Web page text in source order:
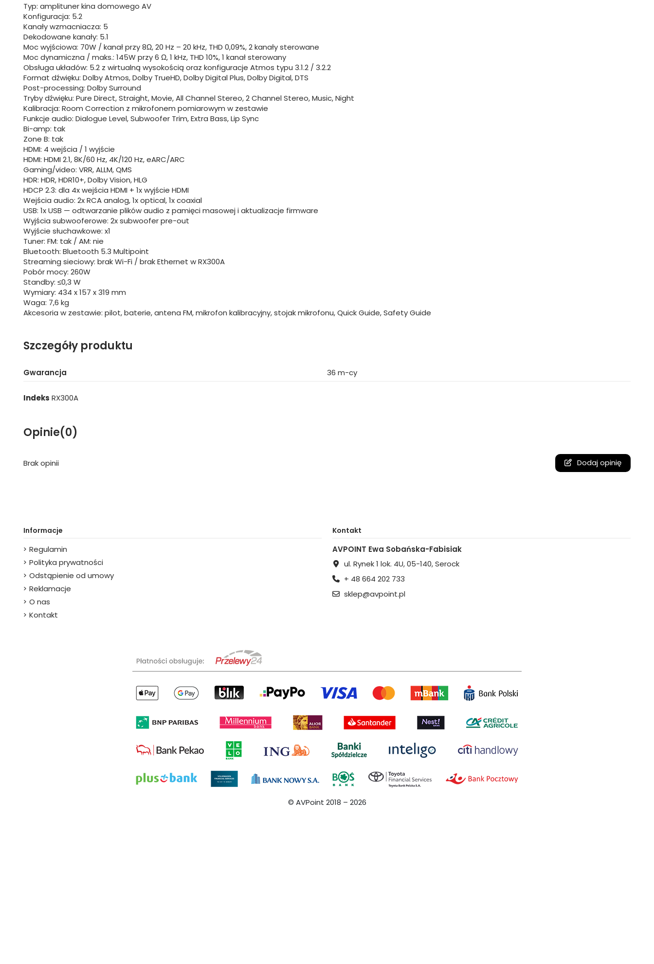
Typ: amplituner kina domowego AV
Konfiguracja: 5.2
Kanały wzmacniacza: 5
Dekodowane kanały: 5.1
Moc wyjściowa: 70W / kanał przy 8Ω, 20 Hz – 20 kHz, THD 0,09%, 2 kanały sterowane
Moc dynamiczna / maks.: 145W przy 6 Ω, 1 kHz, THD 10%, 1 kanał sterowany
Obsługa układów: 5.2 z wirtualną wysokością oraz konfiguracje Atmos typu 3.1.2 / 3.2.2
Format dźwięku: Dolby Atmos, Dolby TrueHD, Dolby Digital Plus, Dolby Digital, DTS
Post-processing: Dolby Surround
Tryby dźwięku: Pure Direct, Straight, Movie, All Channel Stereo, 2 Channel Stereo, Music, Night
Kalibracja: Room Correction z mikrofonem pomiarowym w zestawie
Funkcje audio: Dialogue Level, Subwoofer Trim, Extra Bass, Lip Sync
Bi-amp: tak
Zone B: tak
HDMI: 4 wejścia / 1 wyjście
HDMI: HDMI 2.1, 8K/60 Hz, 4K/120 Hz, eARC/ARC
Gaming/video: VRR, ALLM, QMS
HDR: HDR, HDR10+, Dolby Vision, HLG
HDCP 2.3: dla 4x wejścia HDMI + 1x wyjście HDMI
Wejścia audio: 2x RCA analog, 1x optical, 1x coaxial
USB: 1x USB — odtwarzanie plików audio z pamięci masowej i aktualizacje firmware
Wyjścia subwooferowe: 2x subwoofer pre-out
Wyjście słuchawkowe: x1
Tuner: FM: tak / AM: nie
Bluetooth: Bluetooth 5.3 Multipoint
Streaming sieciowy: brak Wi-Fi / brak Ethernet w RX300A
Pobór mocy: 260W
Standby: ≤0,3 W
Wymiary: 434 x 157 x 319 mm
Waga: 7,6 kg
Akcesoria w zestawie: pilot, baterie, antena FM, mikrofon kalibracyjny, stojak mikrofonu, Quick Guide, Safety Guide
Szczegóły produktu
Gwarancja 36 m-cy
Indeks RX300A
Opinie(0)
Brak opinii Dodaj opinię
Informacje
Regulamin
Polityka prywatności
Odstąpienie od umowy
Reklamacje
O nas
Kontakt
Kontakt
AVPOINT Ewa Sobańska-Fabisiak
ul. Rynek 1 lok. 4U, 05-140, Serock
+ 48 664 202 733
sklep@avpoint.pl
© AVPoint 2018 – 2026